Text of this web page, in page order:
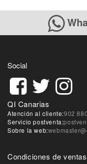
Social
QI Canarias
Atención al cliente:902
Servicio postventa:
Sobre la web:
Condiciones de ventas